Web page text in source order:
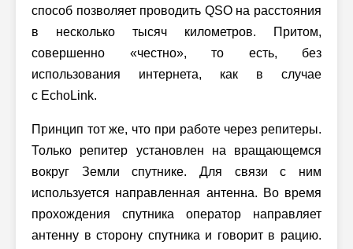
способ позволяет проводить QSO на расстояния
в несколько тысяч километров. Притом,
совершенно «честно», то есть, без
использования интернета, как в случае
с EchoLink.
Принцип тот же, что при работе через репитеры.
Только репитер установлен на вращающемся
вокруг Земли спутнике. Для связи с ним
используется направленная антенна. Во время
прохождения спутника оператор направляет
антенну в сторону спутника и говорит в рацию.